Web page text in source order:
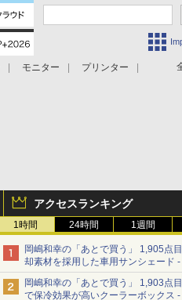
モニター
プリンター
アクセスランキング
1時間 24時間 1週間
岡嶋和幸の「あとで買う」 1,905点
却素材を採用した車用サンシェード
Watch
岡嶋和幸の「あとで買う」 1,903点
で保冷効果が高いクーラーボックス